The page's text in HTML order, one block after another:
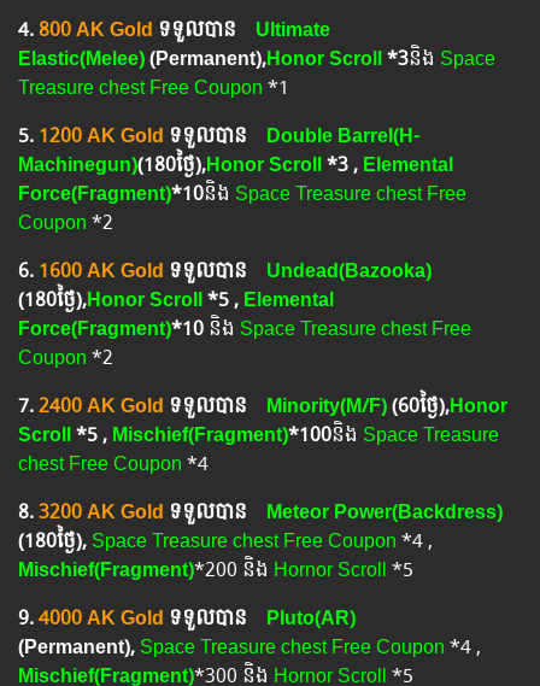
4.​800 AK Gold ទទួលបាន Ultimate
Elastic(Melee)(Permanent),Honor Scroll*3និង Space
Treasure chest Free Coupon*1
5.​1200 AK Gold ទទួលបាន Double Barrel(H-
Machinegun)(180ថ្ងៃ),Honor Scroll*3 ,Elemental
Force(Fragment)*10និង Space Treasure chest Free
Coupon*2
6.​1600 AK Gold ទទួលបាន Undead(Bazooka)
(180ថ្ងៃ),Honor Scroll*5 ,Elemental
Force(Fragment)*10 និង Space Treasure chest Free
Coupon*2
7. ​2400 AK Gold ទទួលបាន Minority(M/F)(60ថ្ងៃ),Honor
Scroll*5 ,Mischief(Fragment)*100និង Space Treasure
chest Free Coupon*4
8.3200 AK Gold ទទួលបាន Meteor Power(Backdress)
(180ថ្ងៃ),Space Treasure chest Free Coupon*4 ,
Mischief(Fragment)*200 និង Hornor Scroll*5
9.4000 AK Gold ទទួលបាន Pluto(AR)
(Permanent),Space Treasure chest Free Coupon*4 ,
Mischief(Fragment)*300 និង Hornor Scroll*5